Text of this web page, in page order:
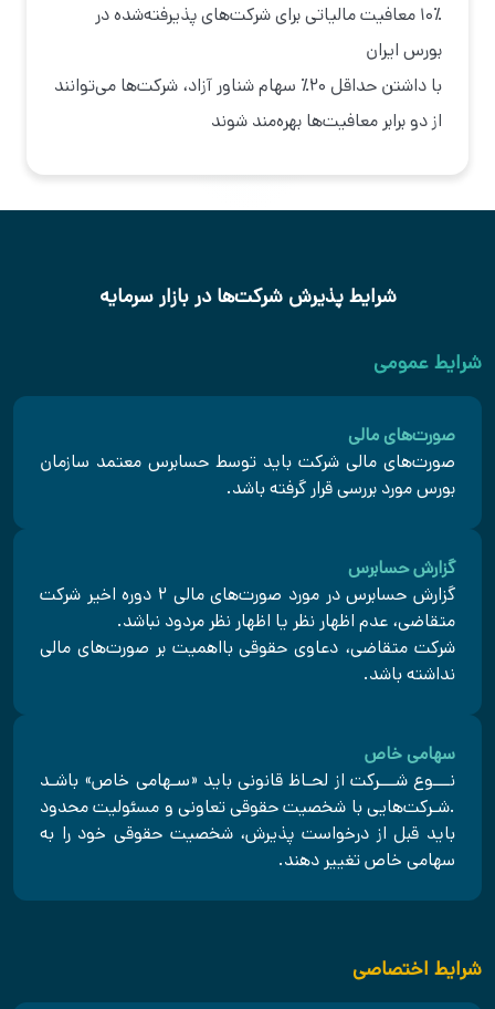
۱۰٪ معافیت مالیاتی برای شرکت‌های پذیرفته‌شده در
بورس ایران
با داشتن حداقل ۲۰٪ سهام شناور آزاد، شرکت‌ها می‌توانند
از دو برابر معافیت‌ها بهره‌مند شوند
شرایط پذیرش شرکت‌ها در بازار سرمایه
شرایط عمومی
صورت‌های مالی
صورت‌های مالی شرکت باید توسط حسابرس معتمد سازمان
بورس مورد بررسی قرار گرفته باشد.
گزارش حسابرس
گزارش حسابرس در مورد صورت‌های مالی ۲ دوره اخیر شرکت
متقاضی، عدم اظهار نظر یا اظهار نظر مردود نباشد.
شرکت متقاضی، دعاوی حقوقی بااهمیت بر صورت‌های مالی
نداشته باشد.
سهامی خاص
نـــوع شـــرکت از لحـاظ قانونی باید «سـهامی خاص» باشـد
.شـرکت‌هایی با شخصیت حقوقی تعاونی و مسئولیت محدود
باید قبل از درخواست پذیرش، شخصیت حقوقی خود را به
سهامی خاص تغییر دهند.
شرایط اختصاصی